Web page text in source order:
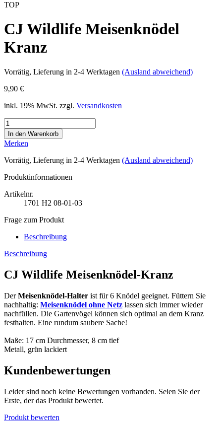
TOP
CJ Wildlife Meisenknödel
Kranz
Vorrätig, Lieferung in 2-4 Werktagen (Ausland abweichend)
9,90 €
inkl. 19% MwSt. zzgl. Versandkosten
Merken
Vorrätig, Lieferung in 2-4 Werktagen (Ausland abweichend)
Produktinformationen
Artikelnr.
1701 H2 08-01-03
Frage zum Produkt
Beschreibung
Beschreibung
CJ Wildlife Meisenknödel-Kranz
DerMeisenknödel-Halter ist für 6 Knödel geeignet. Füttern Sie
nachhaltig: Meisenknödel ohne Netz lassen sich immer wieder
nachfüllen. Die Gartenvögel können sich optimal an dem Kranz
festhalten. Eine rundum saubere Sache!
Maße: 17 cm Durchmesser, 8 cm tief
Metall, grün lackiert
Kundenbewertungen
Leider sind noch keine Bewertungen vorhanden. Seien Sie der
Erste, der das Produkt bewertet.
Produkt bewerten